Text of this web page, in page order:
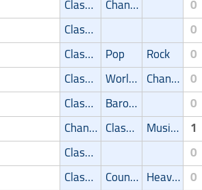
Classic Chanson 0
Classic 0
Classic Pop Rock 0
Classic World Music Chanson 0
Classic Baroque 0
Chanson Classic Musique latine 1
Classic 0
Classic Country/Bluegrass Heavy-Metal 0